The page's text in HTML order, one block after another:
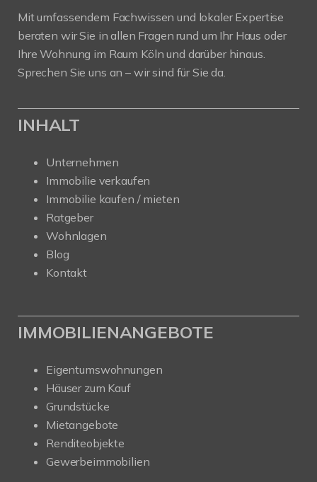
Mit umfassendem Fachwissen und lokaler Expertise
beraten wir Sie in allen Fragen rund um Ihr Haus oder
Ihre Wohnung im Raum Köln und darüber hinaus.
Sprechen Sie uns an – wir sind für Sie da.
INHALT
Unternehmen
Immobilie verkaufen
Immobilie kaufen / mieten
Ratgeber
Wohnlagen
Blog
Kontakt
IMMOBILIENANGEBOTE
Eigentumswohnungen
Häuser zum Kauf
Grundstücke
Mietangebote
Renditeobjekte
Gewerbeimmobilien